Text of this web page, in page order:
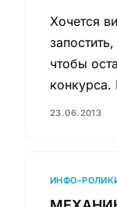
Хочется
чтобы
23.06.2013